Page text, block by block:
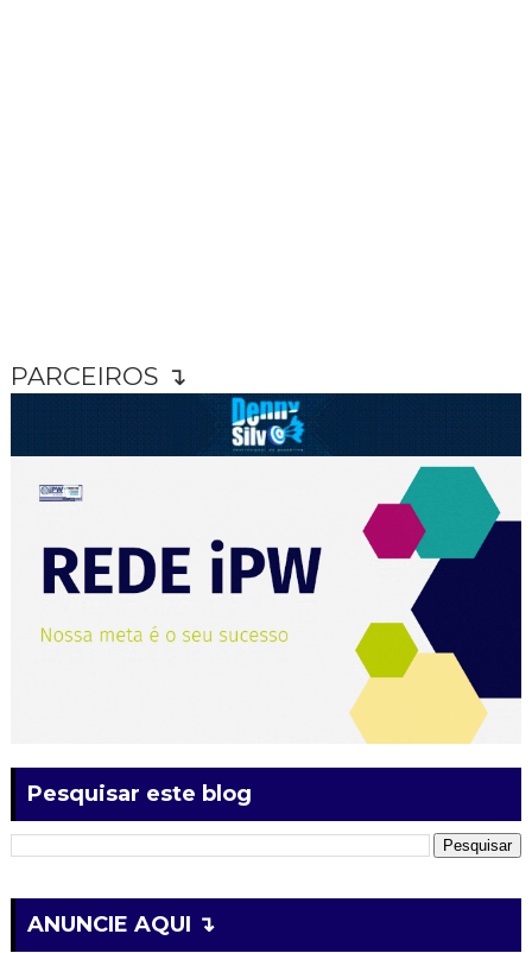
PARCEIROS ↴
Pesquisar este blog
ANUNCIE AQUI ↴